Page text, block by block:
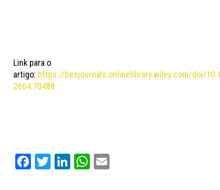
Link para o
artigo: https://besjournals.onlinelibrary.wiley.com/doi/
2664.70488
Facebook
Twitter
LinkedInWhatsApp